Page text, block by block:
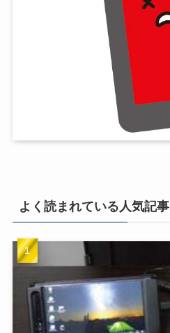
よく読まれている人気記事